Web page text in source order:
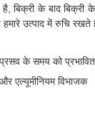
है, बिक्री के बाद
उत्पाद में रुचि
प्रसव के समय को
एल्यूमीनियम विभाजक